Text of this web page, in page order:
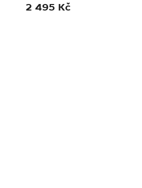
2 495 Kč